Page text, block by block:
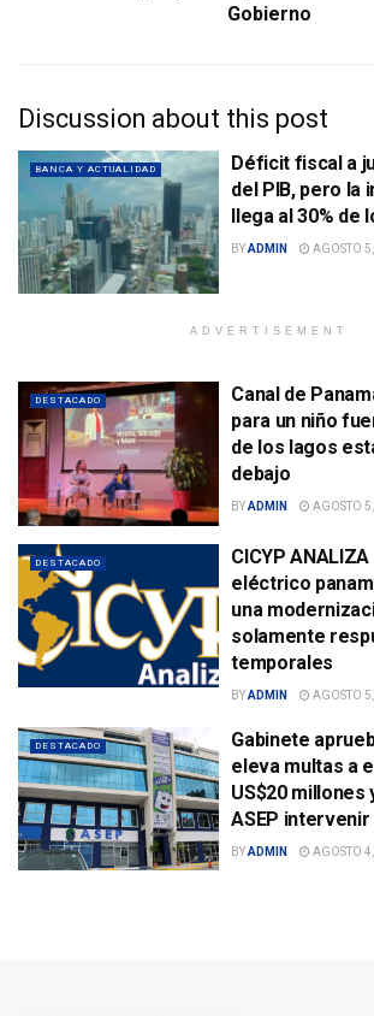
Gobierno
Discussion about this post
BANCA Y ACTUALIDAD
Déficit fiscal a
del PIB, pero la
llega al 30% de
BYADMIN AGOSTO
ADVERTISEMENT
DESTACADO
Canal de
para un niño
de los lagos
debajo
BYADMIN AGOSTO
DESTACADO
CICYP
eléctrico
una
solamente
temporales
BYADMIN AGOSTO
DESTACADO
Gabinete
eleva multas a
US$20 millones
ASEP
BYADMIN AGOSTO